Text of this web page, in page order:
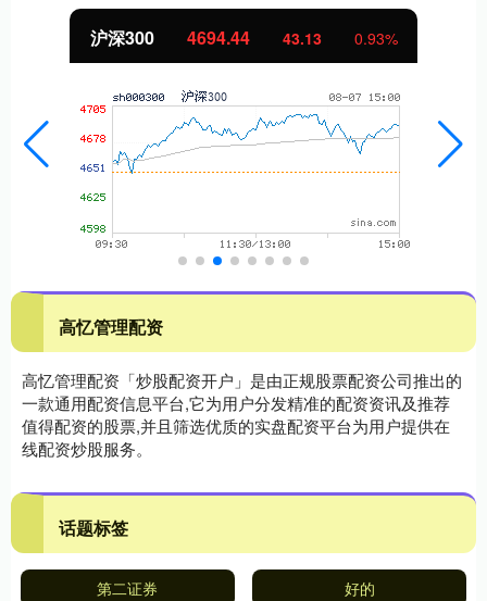
沪深300 4694.44 43.13 0.93%
高忆管理配资
高忆管理配资「炒股配资开户」是由正规股票配资公司推出的
一款通用配资信息平台,它为用户分发精准的配资资讯及推荐
值得配资的股票,并且筛选优质的实盘配资平台为用户提供在
线配资炒股服务。
话题标签
第二证券 好的